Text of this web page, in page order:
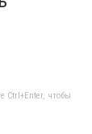
Ctrl+Enter, чтобы